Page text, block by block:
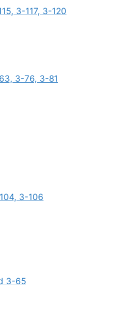
3-117, 3-120
3-76, 3-81
3-106
3-65